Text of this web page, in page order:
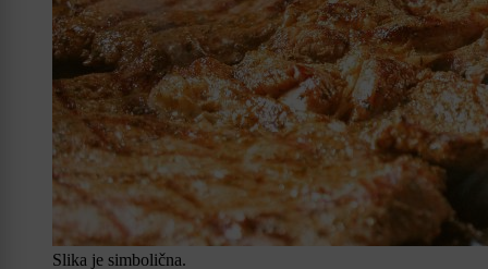
Slika je simbolična.